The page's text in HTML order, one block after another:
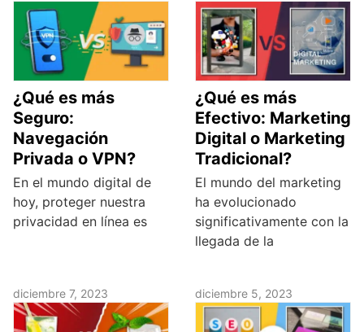
¿Qué es más
Seguro:
Navegación
Privada o VPN?
En el mundo digital de
hoy, proteger nuestra
privacidad en línea es
¿Qué es más
Efectivo: Marketing
Digital o Marketing
Tradicional?
El mundo del marketing
ha evolucionado
significativamente con la
llegada de la
diciembre 7, 2023 diciembre 5, 2023